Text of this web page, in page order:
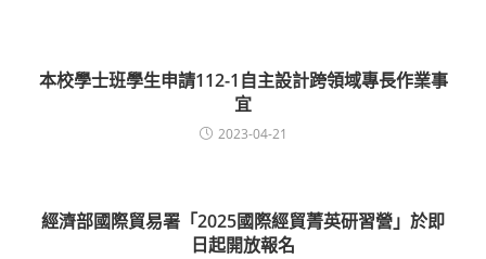
本校學士班學生申請112-1自主設計跨領域專長作業事
宜
2023-04-21
經濟部國際貿易署「2025國際經貿菁英研習營」於即
日起開放報名